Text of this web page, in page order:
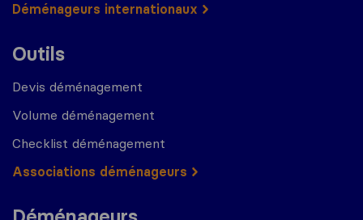
Déménageurs internationaux
Outils
Devis déménagement
Volume déménagement
Checklist déménagement
Associations déménageurs